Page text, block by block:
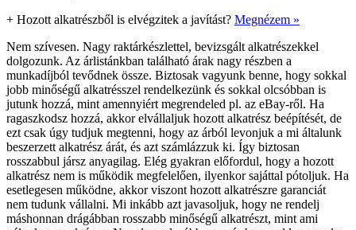
+ Hozott alkatrészből is elvégzitek a javítást? Megnézem »
Nem szívesen. Nagy raktárkészlettel, bevizsgált alkatrészekkel
dolgozunk. Az árlistánkban található árak nagy részben a
munkadíjból tevődnek össze. Biztosak vagyunk benne, hogy sokkal
jobb minőségű alkatrésszel rendelkezünk és sokkal olcsóbban is
jutunk hozzá, mint amennyiért megrendeled pl. az eBay-ről. Ha
ragaszkodsz hozzá, akkor elvállaljuk hozott alkatrész beépítését, de
ezt csak úgy tudjuk megtenni, hogy az árból levonjuk a mi általunk
beszerzett alkatrész árát, és azt számlázzuk ki. Így biztosan
rosszabbul jársz anyagilag. Elég gyakran előfordul, hogy a hozott
alkatrész nem is működik megfelelően, ilyenkor sajáttal pótoljuk. Ha
esetlegesen működne, akkor viszont hozott alkatrészre garanciát
nem tudunk vállalni. Mi inkább azt javasoljuk, hogy ne rendelj
máshonnan drágábban rosszabb minőségű alkatrészt, mint ami